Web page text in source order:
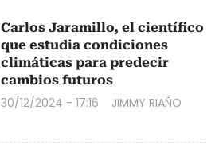
Carlos Jaramillo, el científico
que estudia condiciones
climáticas para predecir
cambios futuros
30/12/2024 - 17:16 JIMMY RIAÑO